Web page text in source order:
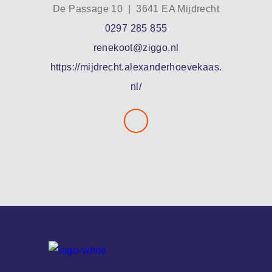
De Passage 10 | 3641 EA Mijdrecht
0297 285 855
renekoot@ziggo.nl
https://mijdrecht.alexanderhoevekaas.
nl/